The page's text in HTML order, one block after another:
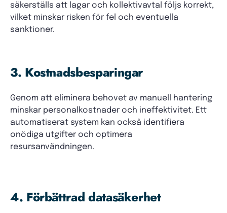
säkerställs att lagar och kollektivavtal följs korrekt,
vilket minskar risken för fel och eventuella
sanktioner.
3. Kostnadsbesparingar
Genom att eliminera behovet av manuell hantering
minskar personalkostnader och ineffektivitet. Ett
automatiserat system kan också identifiera
onödiga utgifter och optimera
resursanvändningen.
4. Förbättrad datasäkerhet